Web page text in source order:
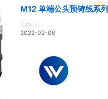
M12 单端公头预铸线系列
发布时间：
2022-02-06